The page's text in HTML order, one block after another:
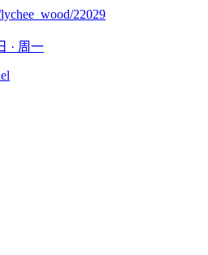
22029
· 周一